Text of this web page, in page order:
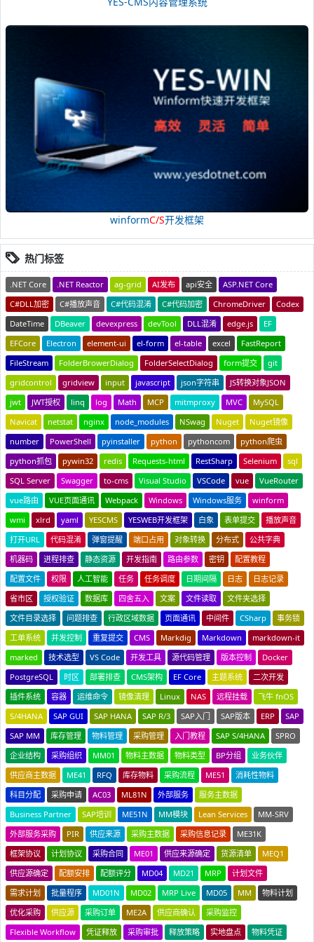
winformC/S开发框架
热门标签
.NET Core .NET Reactor ag-grid AI发布 api安全
ASP.NET Core
C#DLL加密
C#播放声音 C#代码混淆 C#代码加密 ChromeDriver
Codex
DateTime
DBeaver devexpress devTool DLL混淆 edge.js
EF
EFCore
Electron element-ui el-form el-table excel
FastReport
FileStream
FolderBrowerDialog FolderSelectDialog form提交
git
gridcontrol
gridview input javascript json字符串
JS转换对象JSON
jwt
JWT授权 linq log Math MCP mitmproxy MVC
MySQL
Navicat
netstat nginx node_modules NSwag Nuget
Nuget镜像
number
PowerShell pyinstaller python pythoncom
python爬虫
python抓包
pywin32 redis Requests-html RestSharp Selenium
sql
SQL Server
Swagger to-cms Visual Studio VSCode vue
VueRouter
vue路由
VUE页面通讯 Webpack Windows Windows服务
winform
wmi
xlrd yaml YESCMS YESWEB开发框架 白象 表单提交
播放声音
打开URL
代码混淆 弹窗提醒 端口占用 对象转换 分布式
公共字典
机器码
进程排查 静态资源 开发指南 路由参数 密钥
配置教程
配置文件
权限 人工智能 任务 任务调度 日期间隔 日志
日志记录
省市区
授权验证 数据库 四舍五入 文案 文件读取
文件夹选择
文件目录选择
问题排查 行政区域数据 页面通讯 中间件 CSharp
事务锁
工单系统
并发控制 重复提交 CMS Markdig Markdown
markdown-it
marked
技术选型 VS Code 开发工具 源代码管理 版本控制
Docker
PostgreSQL
时区 部署排查 CMS架构 EF Core 主题系统
二次开发
插件系统
容器 运维命令 镜像清理 Linux NAS 远程挂载
飞牛 fnOS
S/4HANA
SAP GUI SAP HANA SAP R/3 SAP入门 SAP版本 ERP
SAP
SAP MM
库存管理 物料管理 采购管理 入门教程 SAP S/4HANA
SPRO
企业结构
采购组织 MM01 物料主数据 物料类型 BP分组
业务伙伴
供应商主数据
ME41 RFQ 库存物料 采购流程 ME51
消耗性物料
科目分配
采购申请 AC03 ML81N 外部服务
服务主数据
Business Partner
SAP培训 ME51N MM模块 Lean Services
MM-SRV
外部服务采购
PIR 供应来源 采购主数据 采购信息记录
ME31K
框架协议
计划协议 采购合同 ME01 供应来源确定 货源清单
MEQ1
供应源确定
配额安排 配额评分 MD04 MD21 MRP
计划文件
需求计划
批量程序 MD01N MD02 MRP Live MD05 MM
物料计划
优化采购
供应源 采购订单 ME2A 供应商确认
采购监控
Flexible Workflow
凭证释放 采购审批 释放策略 实地盘点
物料凭证